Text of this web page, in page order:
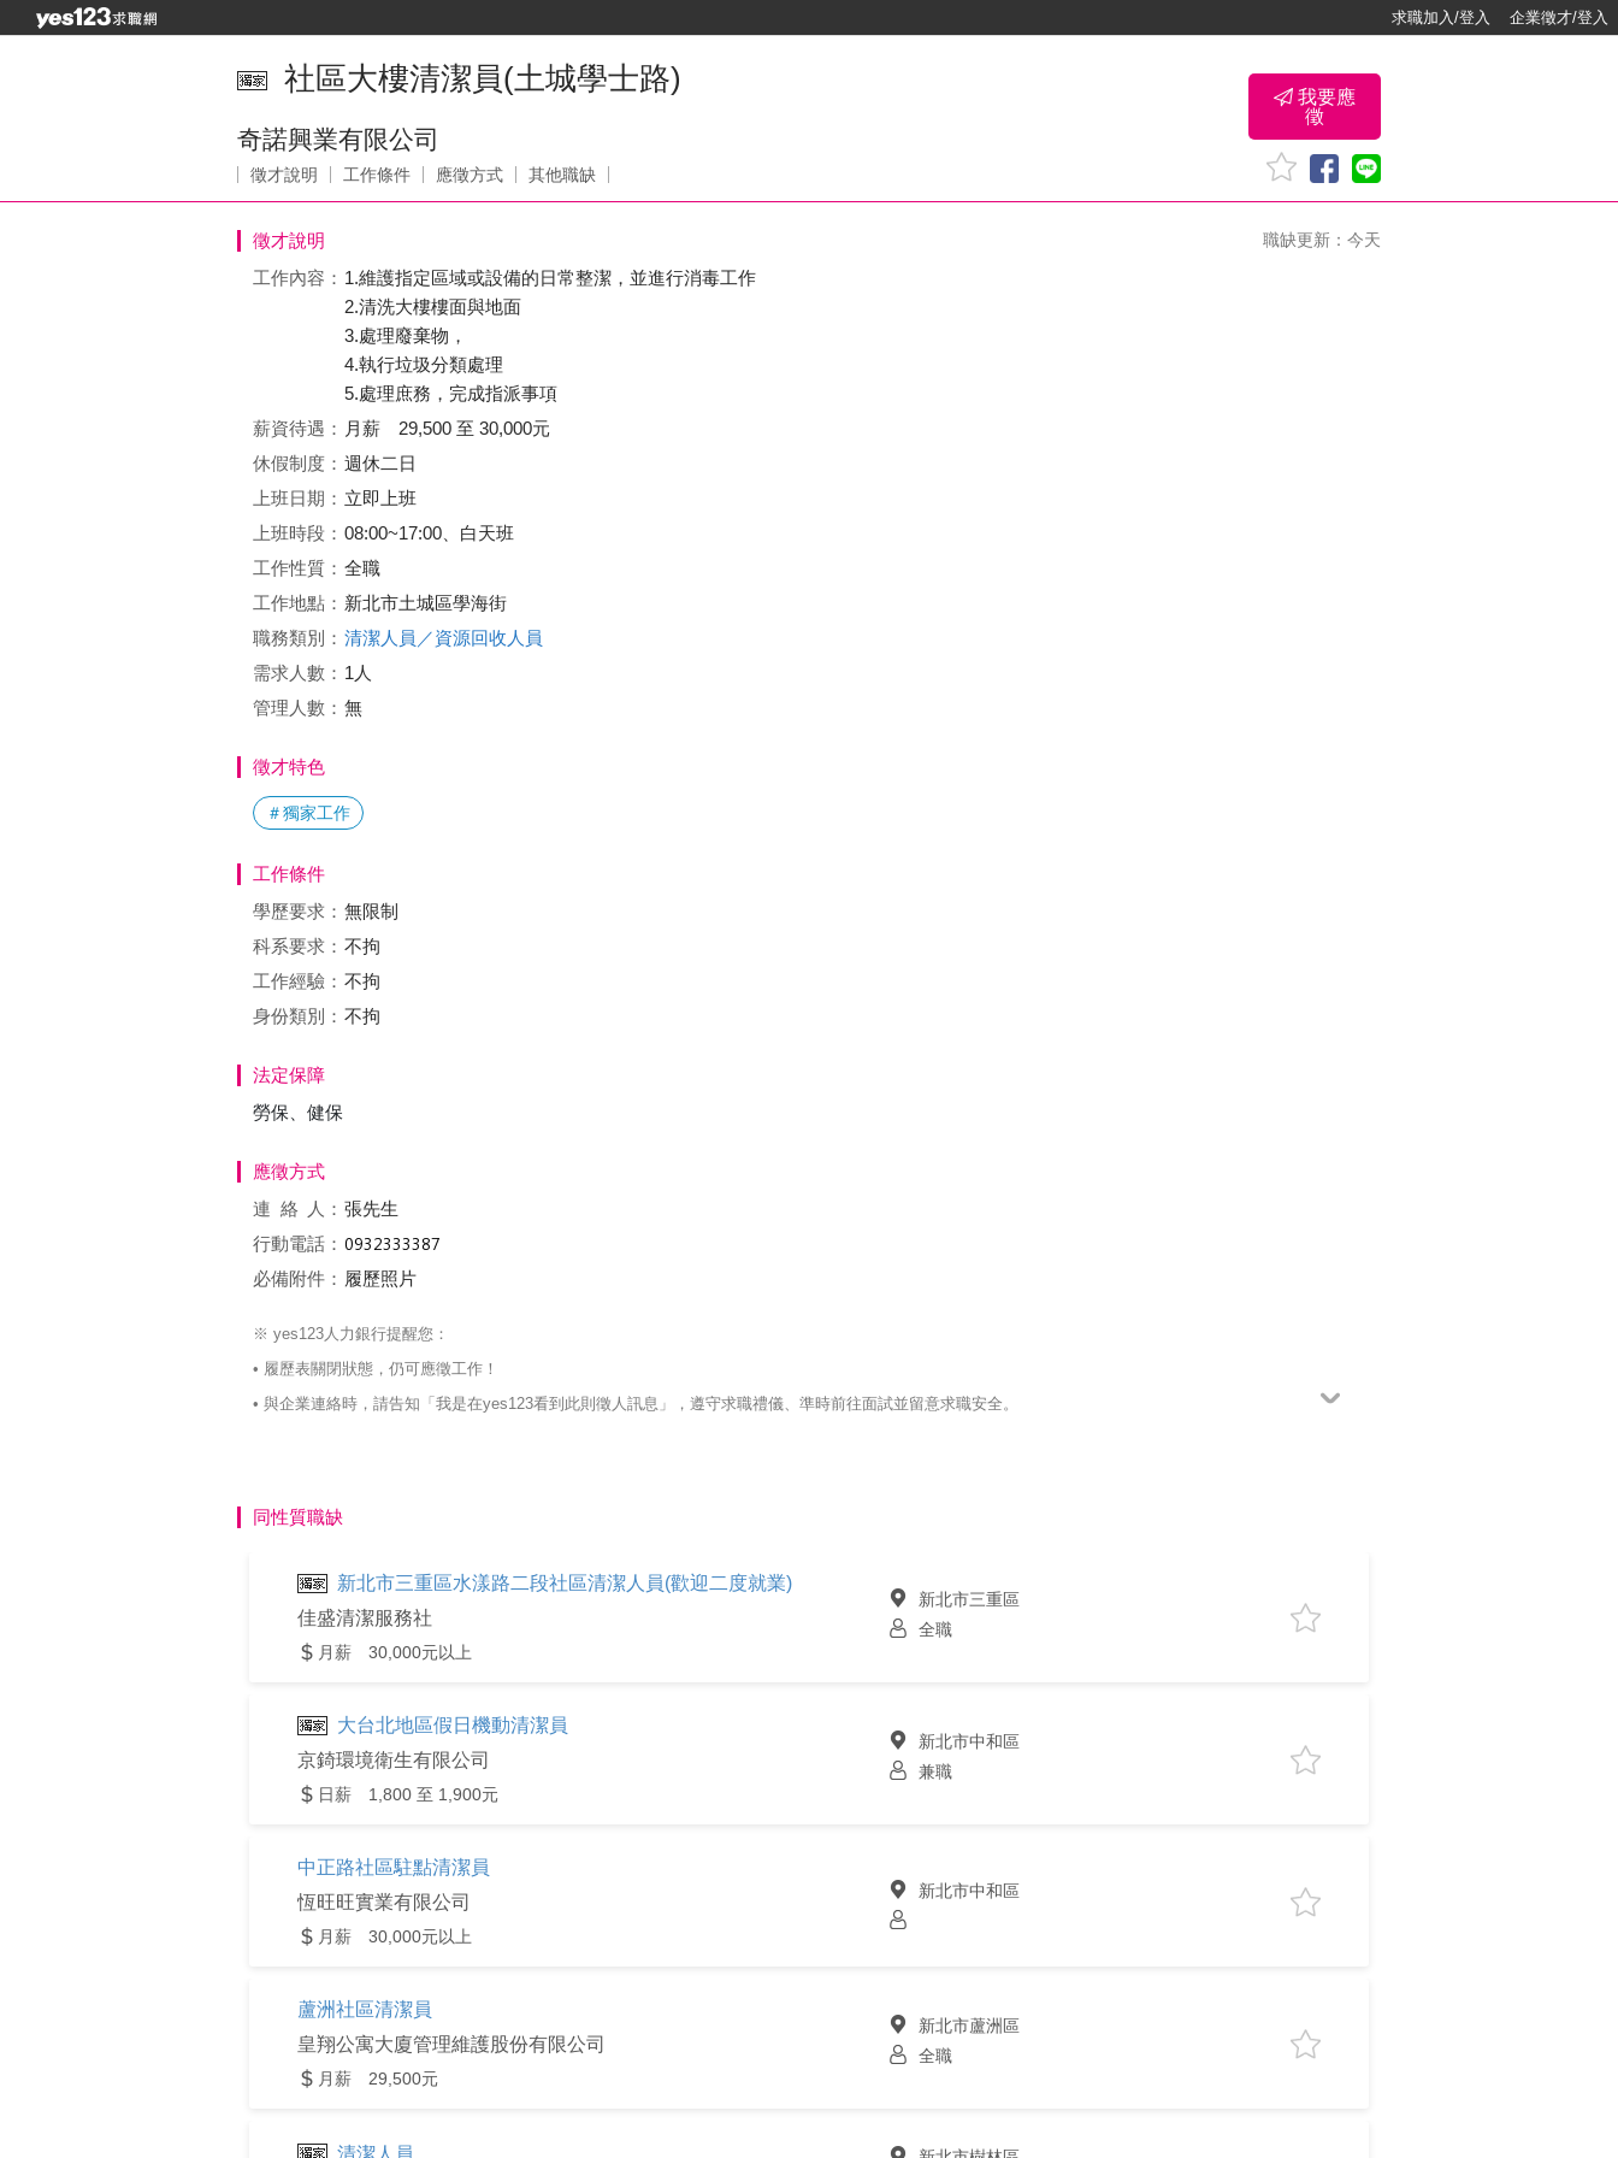
求職加入/登入 企業徵才/登入
社區大樓清潔員(土城學士路)
奇諾興業有限公司
徵才說明 工作條件 應徵方式 其他職缺
我要應
徵
徵才說明 職缺更新：今天
工作內容： 1.維護指定區域或設備的日常整潔，並進行消毒工作
2.清洗大樓樓面與地面
3.處理廢棄物，
4.執行垃圾分類處理
5.處理庶務，完成指派事項
薪資待遇： 月薪 29,500 至 30,000元
休假制度： 週休二日
上班日期： 立即上班
上班時段： 08:00~17:00、白天班
工作性質： 全職
工作地點： 新北市土城區學海街
職務類別： 清潔人員／資源回收人員
需求人數： 1人
管理人數： 無
徵才特色
＃獨家工作
工作條件
學歷要求： 無限制
科系要求： 不拘
工作經驗： 不拘
身份類別： 不拘
法定保障
勞保、健保
應徵方式
連絡
人： 張先生
行動電話：
必備附件： 履歷照片
※ yes123人力銀行提醒您：
• 履歷表關閉狀態，仍可應徵工作！
• 與企業連絡時，請告知「我是在yes123看到此則徵人訊息」，遵守求職禮儀、準時前往面試並留意求職安全。
同性質職缺
新北市三重區水漾路二段社區清潔人員(歡迎二度就業)
佳盛清潔服務社
月薪 30,000元以上
新北市三重區
全職
大台北地區假日機動清潔員
京錡環境衛生有限公司
日薪 1,800 至 1,900元
新北市中和區
兼職
中正路社區駐點清潔員
恆旺旺實業有限公司
月薪 30,000元以上
新北市中和區
蘆洲社區清潔員
皇翔公寓大廈管理維護股份有限公司
月薪 29,500元
新北市蘆洲區
全職
清潔人員